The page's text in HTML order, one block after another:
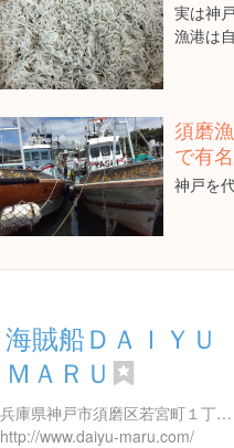
実は神
漁港は
須磨
で有名
神戸を
海賊船ＤＡＩＹＵ
ＭＡＲＵ
兵庫県神戸市須磨区若宮町１丁目１
http://www.daiyu-maru.com/